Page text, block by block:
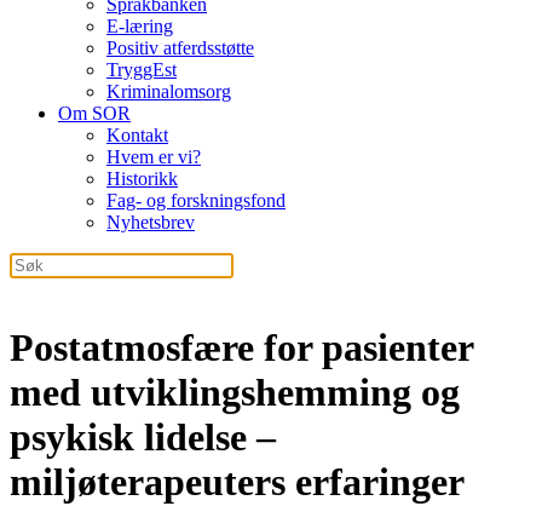
Språkbanken
E-læring
Positiv atferdsstøtte
TryggEst
Kriminalomsorg
Om SOR
Kontakt
Hvem er vi?
Historikk
Fag- og forskningsfond
Nyhetsbrev
Postatmosfære for pasienter
med utviklings­hemming og
psykisk lide­lse –
miljøterapeuters erfaringer